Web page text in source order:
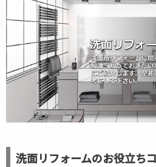
洗面リフォームのお役立ち